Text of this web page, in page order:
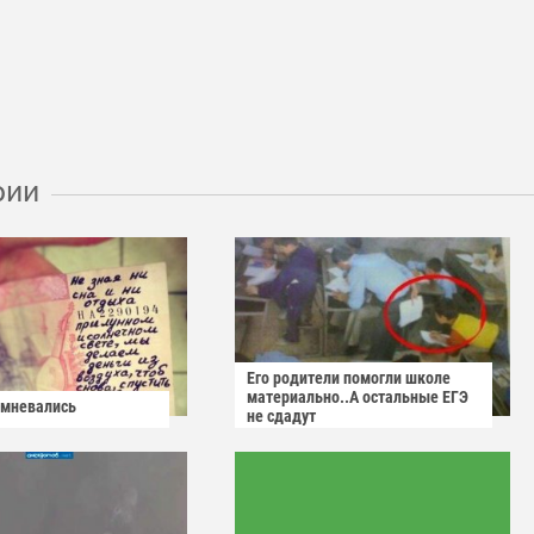
Его родители помогли школе
материально..А остальные ЕГЭ
не сдадут